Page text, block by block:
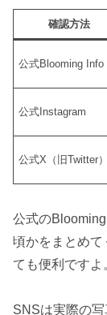
確認方法
公式Blooming Info
公式Instagram
公式X（旧Twitter）
公式の
頃かをまとめて
ても便利ですよ
SNSは実際の